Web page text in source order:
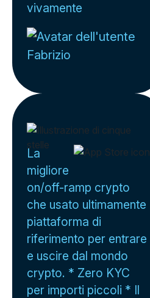
vivamente
Fabrizio
La
migliore
on/off-ramp crypto
che usato ultimamente
piattaforma di
riferimento per entrare
e uscire dal mondo
crypto. * Zero KYC
per importi piccoli * Il